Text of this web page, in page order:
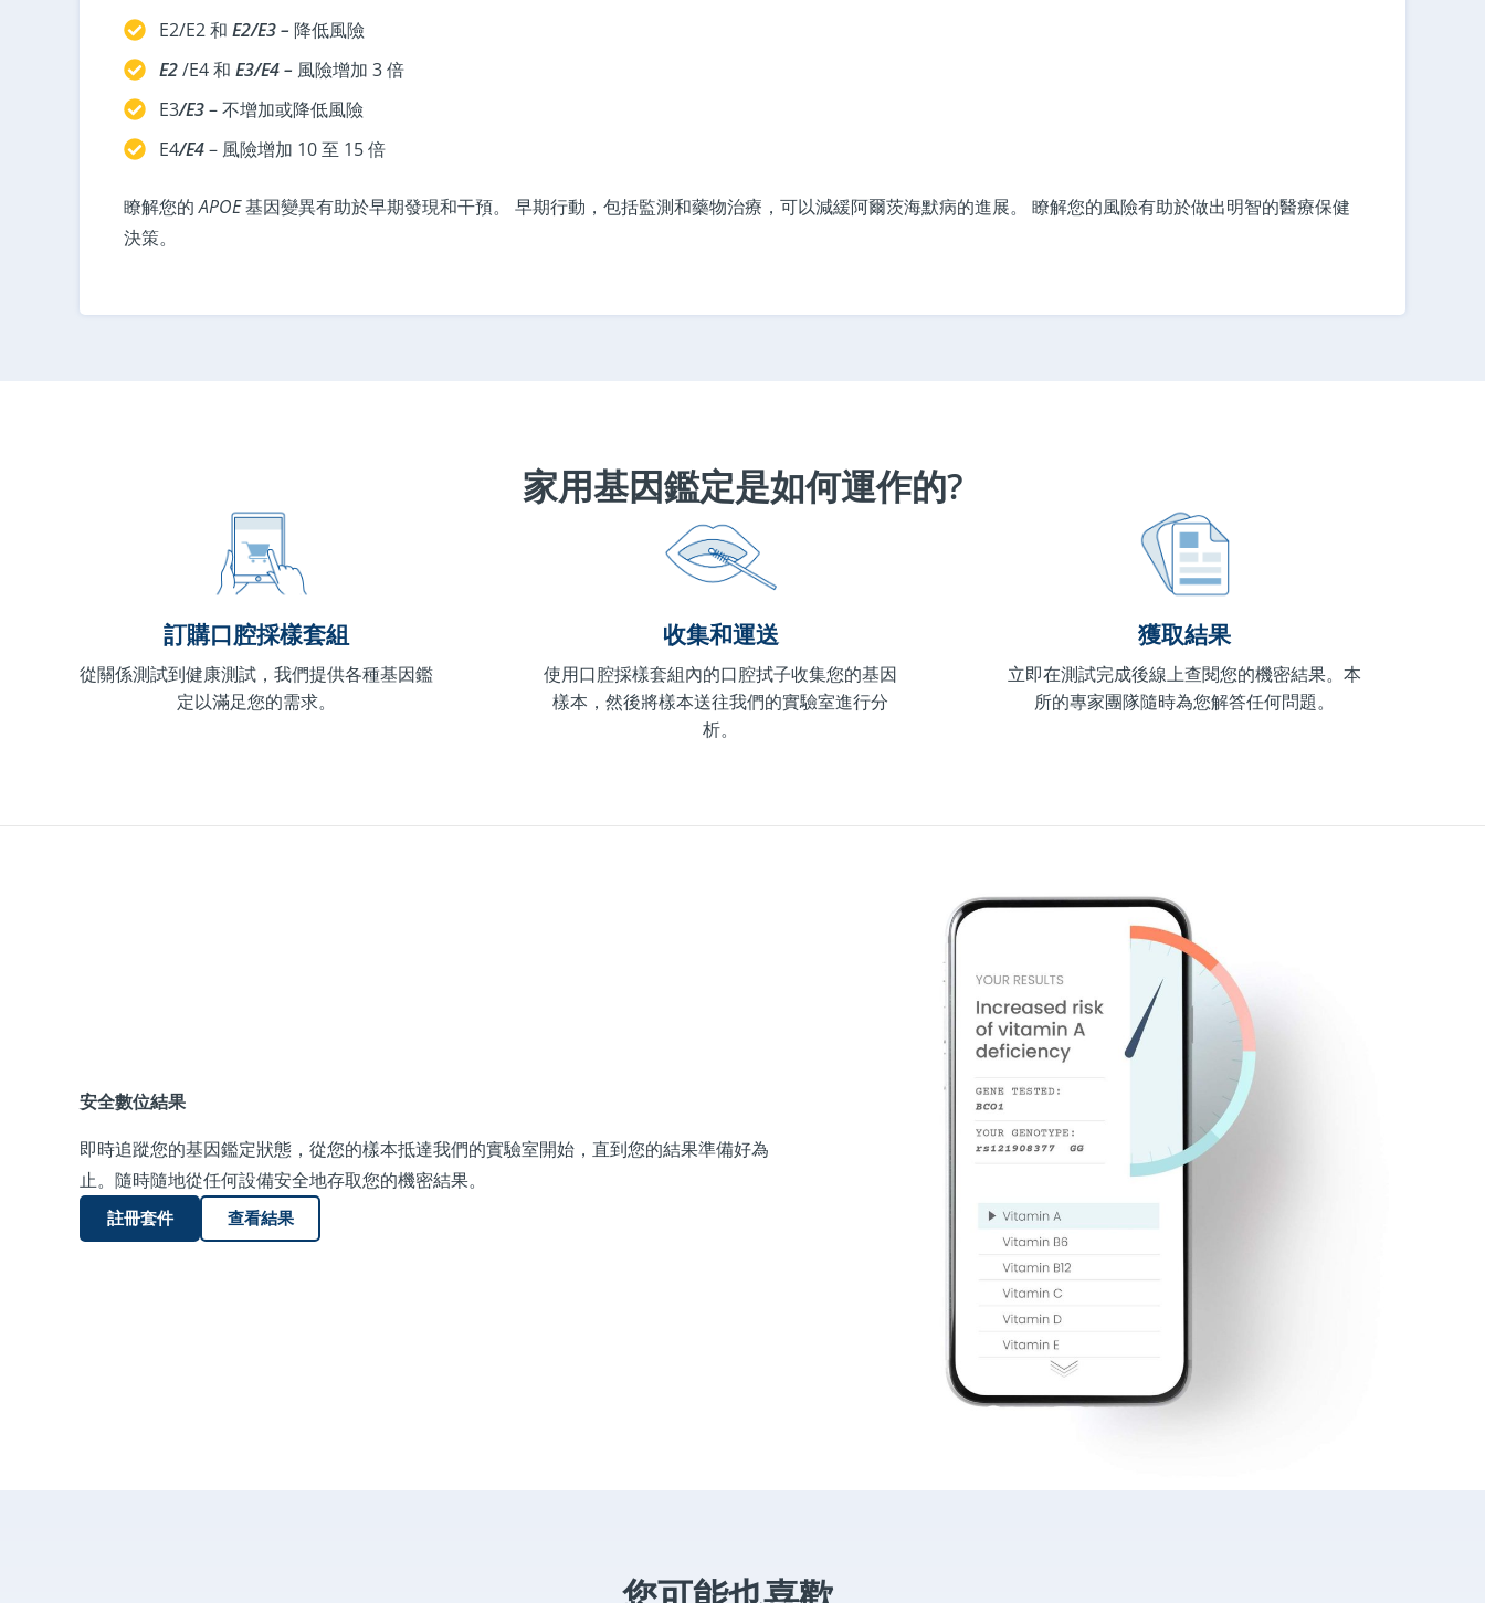
E2/E2 和 E2/E3 – 降低風險
E2/E4 和 E3/E4 – 風險增加 3 倍
E3/E3– 不增加或降低風險
E4/E4– 風險增加 10 至 15 倍
瞭解您的APOE基因變異有助於早期發現和干預。 早期行動，包括監測和藥物治療，可以減緩阿爾茨海默病的進展。 瞭解您的風險有助於做出明智的醫療保健
決策。
家用基因鑑定是如何運作的?
訂購口腔採樣套組
從關係測試到健康測試，我們提供各種基因鑑
定以滿足您的需求。
收集和運送
使用口腔採樣套組內的口腔拭子收集您的基因
樣本，然後將樣本送往我們的實驗室進行分
析。
獲取結果
立即在測試完成後線上查閱您的機密結果。本
所的專家團隊隨時為您解答任何問題。
安全數位結果
即時追蹤您的基因鑑定狀態，從您的樣本抵達我們的實驗室開始，直到您的結果準備好為
止。隨時隨地從任何設備安全地存取您的機密結果。
註冊套件 查看結果